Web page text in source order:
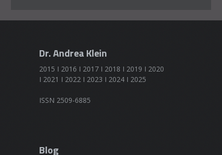
Dr. Andrea Klein
2015 I 2016 I 2017 I 2018 I 2019 I 2020
I 2021 I 2022 I 2023 I 2024 I 2025
ISSN 2509-6885
Blog